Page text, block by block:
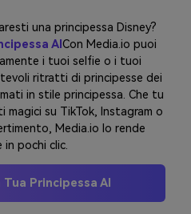
una principessa Disney?
AI Con Media.io puoi
i tuoi selfie o i tuoi
ritratti di principesse dei
in stile principessa. Che tu
magici su TikTok, Instagram o
Media.io lo rende
in pochi clic.
Tua Principessa AI